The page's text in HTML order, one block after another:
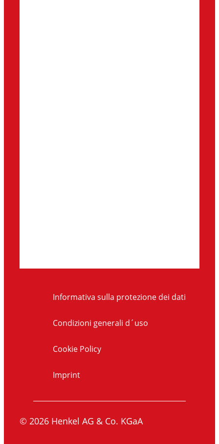
Informativa sulla protezione dei dati
Condizioni generali d´uso
Cookie Policy
Imprint
© 2026 Henkel AG & Co. KGaA